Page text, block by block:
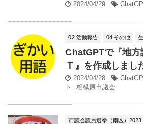
2024/04/29
02 活動報告 04 その他
ChatGPTで『地方
Ｔ』を作成しまし
2024/04/28
ト , 相模原市議会
市議会議員選挙（南区）2023